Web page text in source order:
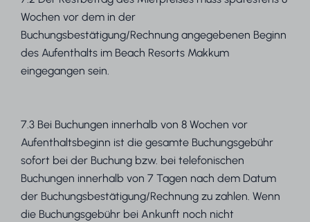
Wochen vor dem in der
Buchungsbestätigung/Rechnung angegebenen Beginn
des Aufenthalts im Beach Resorts Makkum
eingegangen sein.
7.3 Bei Buchungen innerhalb von 8 Wochen vor
Aufenthaltsbeginn ist die gesamte Buchungsgebühr
sofort bei der Buchung bzw. bei telefonischen
Buchungen innerhalb von 7 Tagen nach dem Datum
der Buchungsbestätigung/Rechnung zu zahlen. Wenn
die Buchungsgebühr bei Ankunft noch nicht